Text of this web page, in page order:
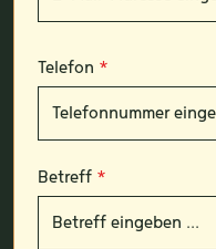
Telefon *
Betreff *